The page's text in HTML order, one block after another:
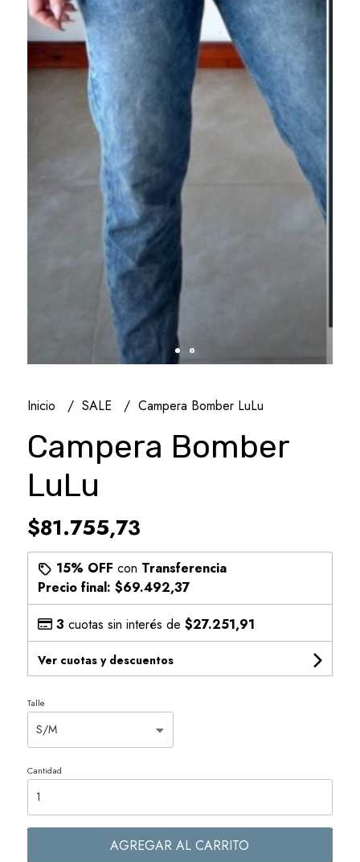
Inicio SALE Campera Bomber LuLu
Campera Bomber
LuLu
$81.755,73
15% OFF con Transferencia
Precio final: $69.492,37
3 cuotas sin interés de $27.251,91
Ver cuotas y descuentos
Talle
Cantidad
AGREGAR AL CARRITO